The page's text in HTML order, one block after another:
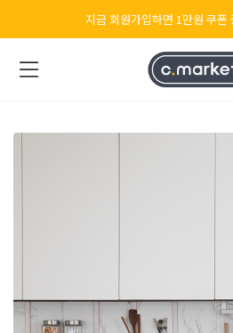
지금 회원가입하면 1만원 쿠폰